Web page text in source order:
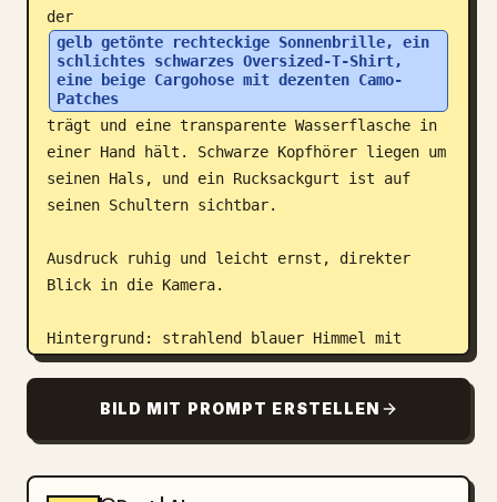
der
gelb getönte rechteckige Sonnenbrille, ein
schlichtes schwarzes Oversized-T-Shirt,
eine beige Cargohose mit dezenten Camo-
Patches
trägt und eine transparente Wasserflasche in
einer Hand hält. Schwarze Kopfhörer liegen um
seinen Hals, und ein Rucksackgurt ist auf
seinen Schultern sichtbar.
Ausdruck ruhig und leicht ernst, direkter
Blick in die Kamera.
Hintergrund: strahlend blauer Himmel mit
vereinzelten weichen Wolken, Gebäude, die
sowie Symmetrie erzeugen. Urbane Wohntürme
mit sich wiederholenden Fenstern und hellen
BILD MIT PROMPT ERSTELLEN